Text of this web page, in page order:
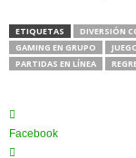
ETIQUETAS DIVERSIÓN
GAMING EN GRUPO
PARTIDAS EN LÍNEA
Facebook